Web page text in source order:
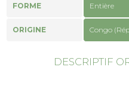
FORME Entière
ORIGINE Congo
DESCRIPTIF